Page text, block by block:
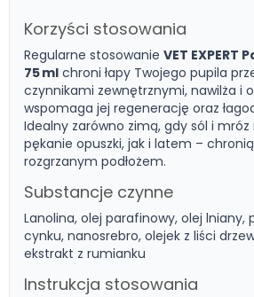
Korzyści stosowania
Regularne stosowanie VET EXPERT
75 ml chroni łapy Twojego pupila
czynnikami zewnętrznymi, nawilża i
wspomaga jej regenerację oraz
Idealny zarówno zimą, gdy sól i
pękanie opuszki, jak i latem –
rozgrzanym podłożem.
Substancje czynne
Lanolina, olej parafinowy, olej lniany,
cynku, nanosrebro, olejek z liści
ekstrakt z rumianku
Instrukcja stosowania